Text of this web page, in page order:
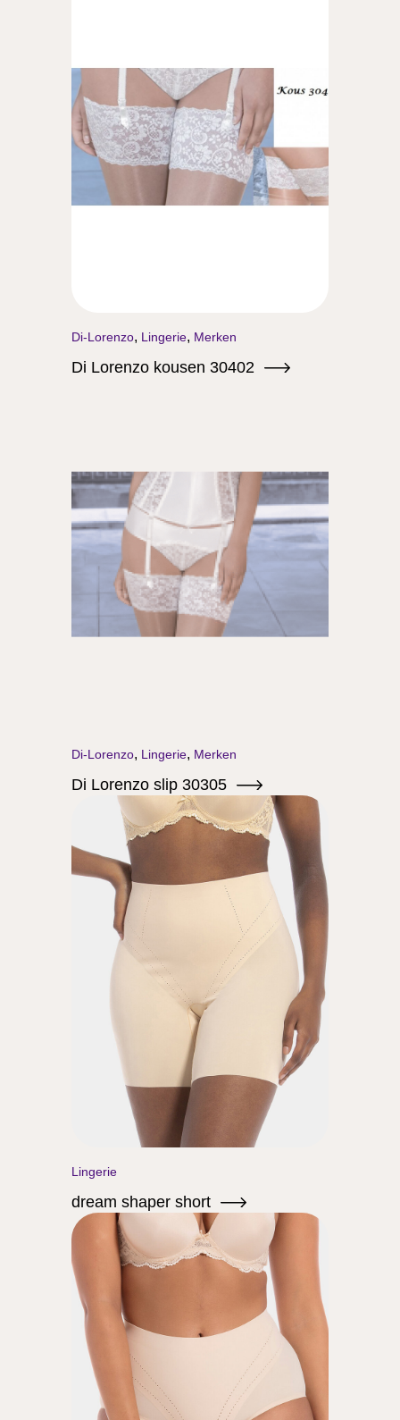
Di-Lorenzo, Lingerie, Merken
Di Lorenzo kousen 30402
Di-Lorenzo, Lingerie, Merken
Di Lorenzo slip 30305
Lingerie
dream shaper short